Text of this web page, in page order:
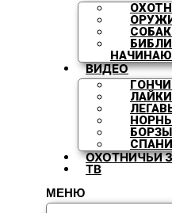
ВИДЕО
ЛАЙКИ
ОХОТНИЧЬИ
ТВ
МЕНЮ